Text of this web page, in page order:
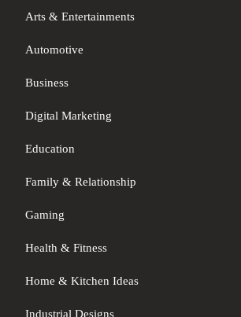
Arts & Entertainments
Automotive
Business
Digital Marketing
Education
Family & Relationship
Gaming
Health & Fitness
Home & Kitchen Ideas
Industrial Designs